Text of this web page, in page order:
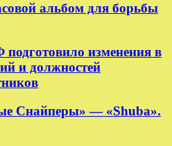
альбом для борьбы
изменения в
и должностей
Снайперы» — «Shuba».